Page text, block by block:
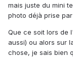
mais juste du mini
photo déjà prise
Que ce soit lors de
aussi) ou alors sur
chose, je sais bien